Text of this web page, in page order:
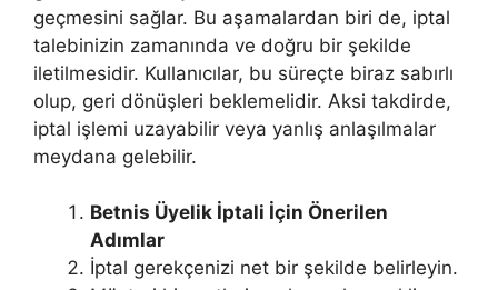
geçmesini sağlar. Bu aşamalardan biri de, iptal
talebinizin zamanında ve doğru bir şekilde
iletilmesidir. Kullanıcılar, bu süreçte biraz sabırlı
olup, geri dönüşleri beklemelidir. Aksi takdirde,
iptal işlemi uzayabilir veya yanlış anlaşılmalar
meydana gelebilir.
Betnis Üyelik İptali İçin Önerilen
Adımlar
İptal gerekçenizi net bir şekilde belirleyin.